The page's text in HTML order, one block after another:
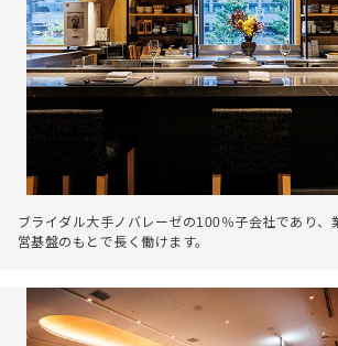
ブライダル大手ノバレーゼの100％子会社であり、
営基盤のもとで長く働けます。